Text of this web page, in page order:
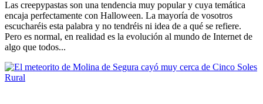
Las creepypastas son una tendencia muy popular y cuya temática
encaja perfectamente con Halloween. La mayoría de vosotros
escucharéis esta palabra y no tendréis ni idea de a qué se refiere.
Pero es normal, en realidad es la evolución al mundo de Internet de
algo que todos...